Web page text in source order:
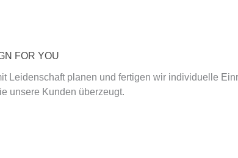
FOR YOU
Leidenschaft planen und fertigen wir individuelle
unsere Kunden überzeugt.